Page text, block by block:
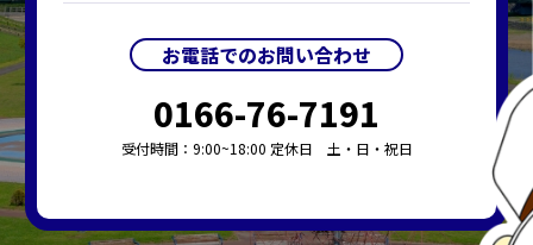
お電話でのお問い合わせ
0166-76-7191
受付時間：9:00~18:00 定休日 土・日・祝日